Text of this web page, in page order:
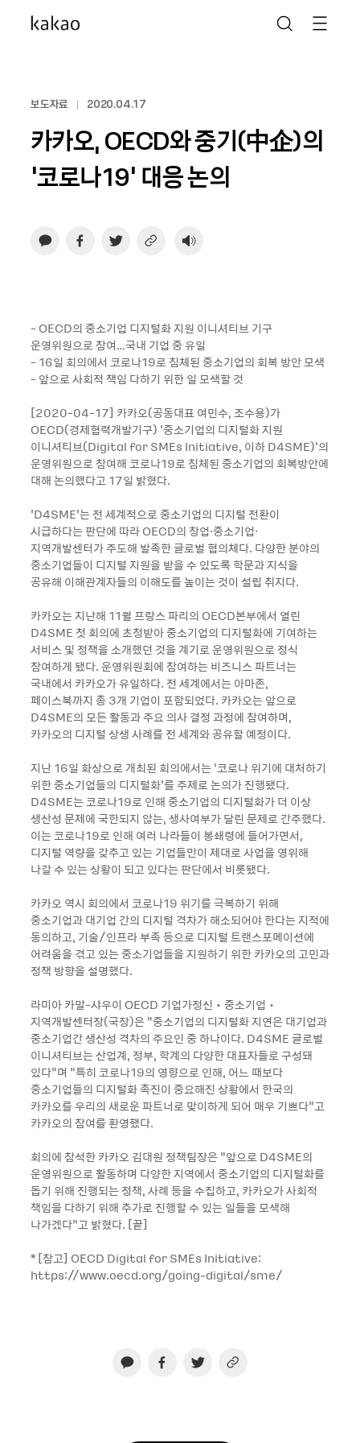
보도자료 2020.04.17
카카오, OECD와 중기(中企)의
‘코로나19’ 대응 논의
- OECD의 중소기업 디지털화 지원 이니셔티브 기구
운영위원으로 참여…국내 기업 중 유일
- 16일 회의에서 코로나19로 침체된 중소기업의 회복 방안 모색
- 앞으로 사회적 책임 다하기 위한 일 모색할 것
[2020-04-17] 카카오(공동대표 여민수, 조수용)가
OECD(경제협력개발기구) '중소기업의 디지털화 지원
이니셔티브(Digital for SMEs Initiative, 이하 D4SME)'의
운영위원으로 참여해 코로나19로 침체된 중소기업의 회복방안에
대해 논의했다고 17일 밝혔다.
‘D4SME’는 전 세계적으로 중소기업의 디지털 전환이
시급하다는 판단에 따라 OECD의 창업·중소기업·
지역개발센터가 주도해 발족한 글로벌 협의체다. 다양한 분야의
중소기업들이 디지털 지원을 받을 수 있도록 학문과 지식을
공유해 이해관계자들의 이해도를 높이는 것이 설립 취지다.
카카오는 지난해 11월 프랑스 파리의 OECD본부에서 열린
D4SME 첫 회의에 초청받아 중소기업의 디지털화에 기여하는
서비스 및 정책을 소개했던 것을 계기로 운영위원으로 정식
참여하게 됐다. 운영위원회에 참여하는 비즈니스 파트너는
국내에서 카카오가 유일하다. 전 세계에서는 아마존,
페이스북까지 총 3개 기업이 포함되었다. 카카오는 앞으로
D4SME의 모든 활동과 주요 의사 결정 과정에 참여하며,
카카오의 디지털 상생 사례를 전 세계와 공유할 예정이다.
지난 16일 화상으로 개최된 회의에서는 ‘코로나 위기에 대처하기
위한 중소기업들의 디지털화’를 주제로 논의가 진행됐다.
D4SME는 코로나19로 인해 중소기업의 디지털화가 더 이상
생산성 문제에 국한되지 않는, 생사여부가 달린 문제로 간주했다.
이는 코로나19로 인해 여러 나라들이 봉쇄령에 들어가면서,
디지털 역량을 갖추고 있는 기업들만이 제대로 사업을 영위해
나갈 수 있는 상황이 되고 있다는 판단에서 비롯됐다.
카카오 역시 회의에서 코로나19 위기를 극복하기 위해
중소기업과 대기업 간의 디지털 격차가 해소되어야 한다는 지적에
동의하고, 기술/인프라 부족 등으로 디지털 트랜스포메이션에
어려움을 겪고 있는 중소기업들을 지원하기 위한 카카오의 고민과
정책 방향을 설명했다.
라미아 카말-샤우이 OECD 기업가정신‧중소기업‧
지역개발센터장(국장)은 “중소기업의 디지털화 지연은 대기업과
중소기업간 생산성 격차의 주요인 중 하나이다. D4SME 글로벌
이니셔티브는 산업계, 정부, 학계의 다양한 대표자들로 구성돼
있다”며 “특히 코로나19의 영향으로 인해, 어느 때보다
중소기업들의 디지털화 촉진이 중요해진 상황에서 한국의
카카오를 우리의 새로운 파트너로 맞이하게 되어 매우 기쁘다”고
카카오의 참여를 환영했다.
회의에 참석한 카카오 김대원 정책팀장은 “앞으로 D4SME의
운영위원으로 활동하며 다양한 지역에서 중소기업의 디지털화를
돕기 위해 진행되는 정책, 사례 등을 수집하고, 카카오가 사회적
책임을 다하기 위해 추가로 진행할 수 있는 일들을 모색해
나가겠다”고 밝혔다. [끝]
* [참고] OECD Digital for SMEs Initiative:
https://www.oecd.org/going-digital/sme/